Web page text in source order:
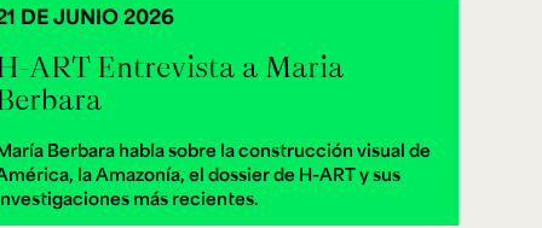
ART Entrevista a Maria
Berbara habla sobre la construcción visual de
la Amazonía, el dossier de H-ART y sus
más recientes.
DE JUNIO 2026